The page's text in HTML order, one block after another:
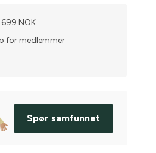
NOK
for medlemmer
Spør samfunnet